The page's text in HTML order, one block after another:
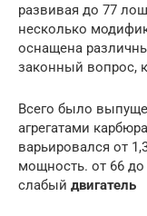
развивая до 77
несколько
оснащена
законный вопрос,
Всего было
агрегатами
варьировался от
мощность. от 66
слабый двигатель